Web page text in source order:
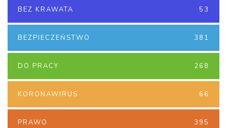
BEZ KRAWATA 53
BEZPIECZEŃSTWO 381
DO PRACY 268
KORONAWIRUS 66
PRAWO 395